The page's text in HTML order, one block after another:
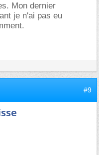
Mon dernier
je n'ai pas eu
#9